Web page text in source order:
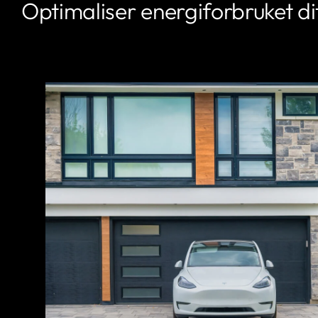
Optimaliser energiforbruket